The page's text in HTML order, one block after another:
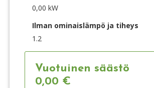
0,00 kW
Ilman ominaislämpö ja tiheys
1.2
Vuotuinen säästö
0,00 €